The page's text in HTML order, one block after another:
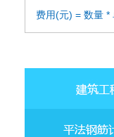
费用(元) = 数量 *